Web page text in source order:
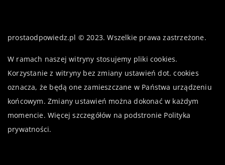
prostaodpowiedz.pl © 2023. Wszelkie prawa zastrzeżone.
W ramach naszej witryny stosujemy pliki cookies.
Korzystanie z witryny bez zmiany ustawień dot. cookies
oznacza, że będą one zamieszczane w Państwa urządzeniu
końcowym. Zmiany ustawień można dokonać w każdym
momencie. Więcej szczegółów na podstronie Polityka
prywatności.